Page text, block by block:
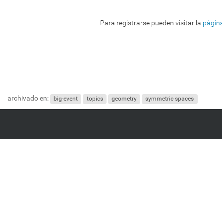
Para registrarse pueden visitar la
archivado en: big-event topics geometry symmetric spaces